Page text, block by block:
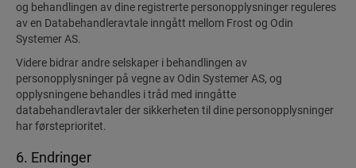
og behandlingen av dine registrerte personopplysninger reguleres
av en Databehandleravtale inngått mellom Frost og Odin
Systemer AS.
Videre bidrar andre selskaper i behandlingen av
personopplysninger på vegne av Odin Systemer AS, og
opplysningene behandles i tråd med inngåtte
databehandleravtaler der sikkerheten til dine personopplysninger
har førsteprioritet.
6. Endringer